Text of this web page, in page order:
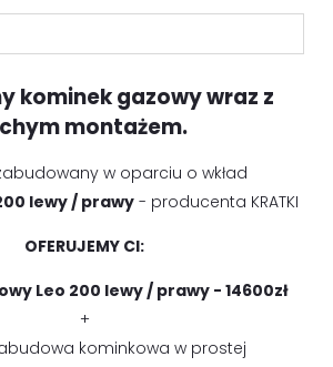
kominek gazowy wraz z
montażem.
w oparciu o wkład
lewy / prawy- producenta KRATKI
OFERUJEMY CI:
Leo 200 lewy / prawy - 14600zł
+
kominkowa w prostej